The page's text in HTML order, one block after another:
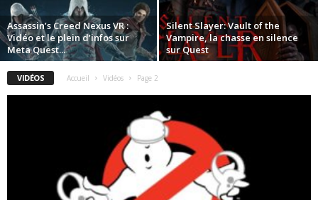
Assassin’s Creed Nexus VR :
Vidéo et le plein d’infos sur
Meta Quest...
Silent Slayer: Vault of the
Vampire, la chasse en silence
sur Quest
VIDÉOS Accueil Vidéos Page 2